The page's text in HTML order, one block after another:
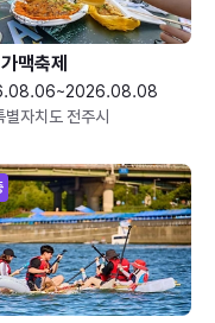
맥축제
별자치도 전주시